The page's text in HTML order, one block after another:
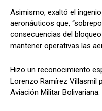
Asimismo, exaltó el
aeronáuticos que,
consecuencias del
mantener operativas las
Hizo un reconocimiento
Lorenzo Ramírez Villasmil
Aviación Militar Bolivariana.